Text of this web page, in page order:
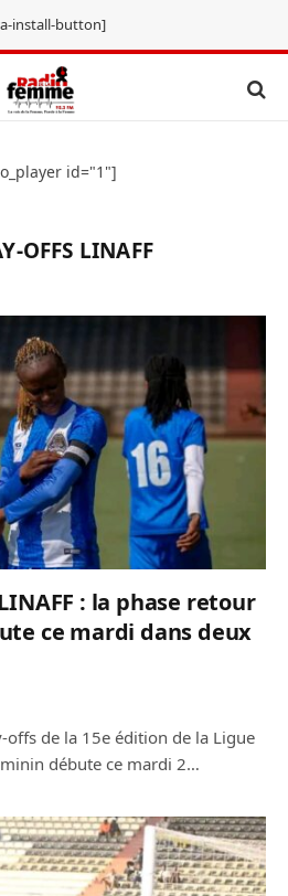
install-button]
id="1"]
OFFS LINAFF
: la phase retour
ce mardi dans deux
offs de la 15e édition de la Ligue
débute ce mardi 2…